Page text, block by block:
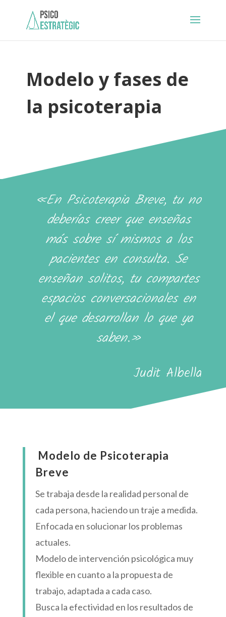
Modelo y fases de
la psicoterapia
«En Psicoterapia Breve, tu no
deberías creer que enseñas
más sobre sí mismos a los
pacientes en consulta. Se
enseñan solitos, tu compartes
espacios conversacionales en
el que desarrollan lo que ya
saben.»
Judit Albella
Modelo de Psicoterapia
Breve
Se trabaja desde la realidad personal de
cada persona, haciendo un traje a medida.
Enfocada en solucionar los problemas
actuales.
Modelo de intervención psicológica muy
flexible en cuanto a la propuesta de
trabajo, adaptada a cada caso.
Busca la efectividad en los resultados de